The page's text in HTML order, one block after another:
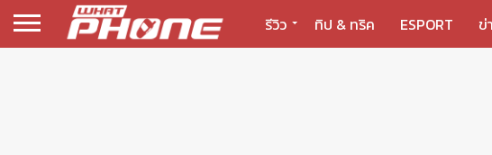
รีวิว ทิป & ทริค ESPORT ข่